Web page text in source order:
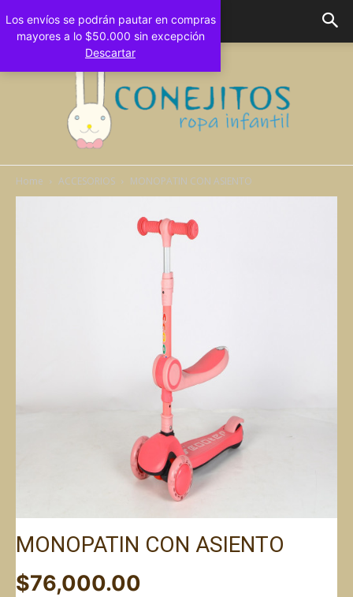
Conejitos
Home ACCESORIOS MONOPATIN CON ASIENTO
MONOPATIN CON ASIENTO
$76,000.00
Los envíos se podrán pautar en compras
mayores a lo $50.000 sin excepción
Descartar